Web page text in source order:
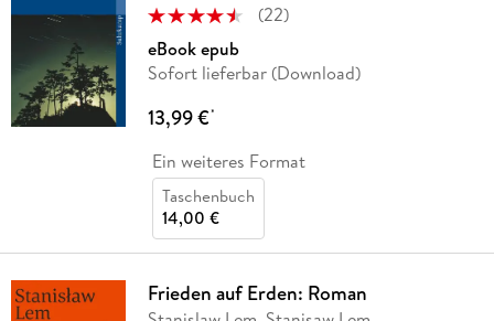
(22)
eBook epub
Sofort lieferbar (Download)
13,99 €*
Ein weiteres Format
Taschenbuch
14,00 €
Frieden auf Erden: Roman